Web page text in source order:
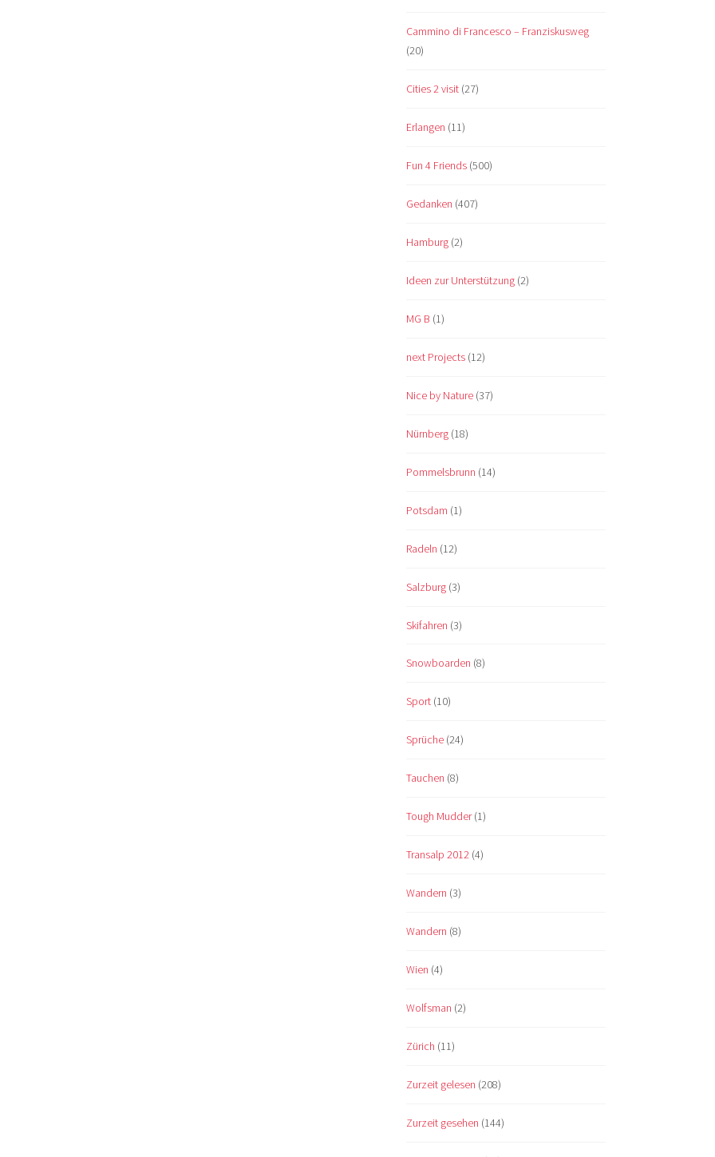
Cammino di Francesco – Franziskusweg
(20)
Cities 2 visit (27)
Erlangen (11)
Fun 4 Friends (500)
Gedanken (407)
Hamburg (2)
Ideen zur Unterstützung (2)
MG B (1)
next Projects (12)
Nice by Nature (37)
Nürnberg (18)
Pommelsbrunn (14)
Potsdam (1)
Radeln (12)
Salzburg (3)
Skifahren (3)
Snowboarden (8)
Sport (10)
Sprüche (24)
Tauchen (8)
Tough Mudder(1)
Transalp 2012 (4)
Wandern (3)
Wandern (8)
Wien (4)
Wolfsman (2)
Zürich (11)
Zurzeit gelesen (208)
Zurzeit gesehen (144)